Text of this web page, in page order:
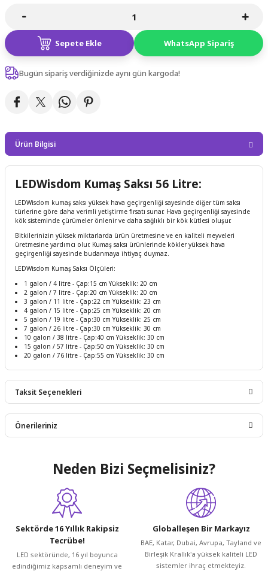
Sepete Ekle WhatsApp Sipariş
Bugün sipariş verdiğinizde aynı gün kargoda!
Ürün Bilgisi
LEDWisdom Kumaş Saksı 56 Litre:
LEDWisdom kumaş saksı yüksek hava geçirgenliği sayesinde diğer tüm saksı
türlerine göre daha verimli yetiştirme fırsatı sunar. Hava geçirgenliği sayesinde
kök sisteminde çürümeler önlenir ve daha sağlıklı bir kök kütlesi oluşur.
Bitkilerinizin yüksek miktarlarda ürün üretmesine ve en kaliteli meyveleri
üretmesine yardımcı olur. Kumaş saksı ürünlerinde kökler yüksek hava
geçirgenliği sayesinde budanmaya ihtiyaç duymaz.
LEDWisdom Kumaş Saksı Ölçüleri:
1 galon / 4 litre - Çap:15 cm Yükseklik: 20 cm
2 galon / 7 litre - Çap:20 cm Yükseklik: 20 cm
3 galon / 11 litre - Çap:22 cm Yükseklik: 23 cm
4 galon / 15 litre - Çap:25 cm Yükseklik: 20 cm
5 galon / 19 litre - Çap:30 cm Yükseklik: 25 cm
7 galon / 26 litre - Çap:30 cm Yükseklik: 30 cm
10 galon / 38 litre - Çap:40 cm Yükseklik: 30 cm
15 galon / 57 litre - Çap:50 cm Yükseklik: 30 cm
20 galon / 76 litre - Çap:55 cm Yükseklik: 30 cm
Taksit Seçenekleri
Önerileriniz
Bu ürünün fiyat bilgisi, resim, ürün açıklamalarında ve diğer
konularda yetersiz gördüğünüz noktaları öneri formunu
kullanarak tarafımıza iletebilirsiniz.
Görüş ve önerileriniz için teşekkür ederiz.
Ürün resmi kalitesiz, bozuk veya görüntülenemiyor.
Ürün açıklamasında eksik bilgiler bulunuyor.
Ürün bilgilerinde hatalar bulunuyor.
Neden Bizi Seçmelisiniz?
Sektörde 16 Yıllık Rakipsiz
Tecrübe!
LED sektöründe, 16 yıl boyunca
edindiğimiz kapsamlı deneyim ve
Globalleşen Bir Markayız
BAE, Katar, Dubai, Avrupa, Tayland ve
Birleşik Krallık'a yüksek kaliteli LED
sistemler ihraç etmekteyiz.